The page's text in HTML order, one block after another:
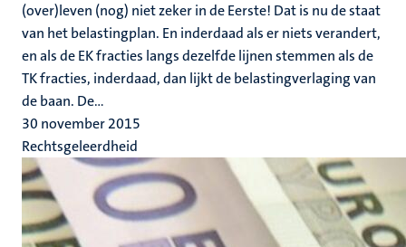
(over)leven (nog) niet zeker in de Eerste! Dat is nu de staat
van het belastingplan. En inderdaad als er niets verandert,
en als de EK fracties langs dezelfde lijnen stemmen als de
TK fracties, inderdaad, dan lijkt de belastingverlaging van
de baan. De...
30 november 2015
Rechtsgeleerdheid